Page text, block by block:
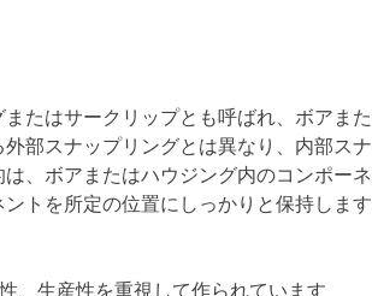
たはサークリップとも呼ばれ、ボア
部スナップリングとは異なり、内部
、ボアまたはハウジング内のコンポ
トを所定の位置にしっかりと保持します
、生産性を重視して作られています